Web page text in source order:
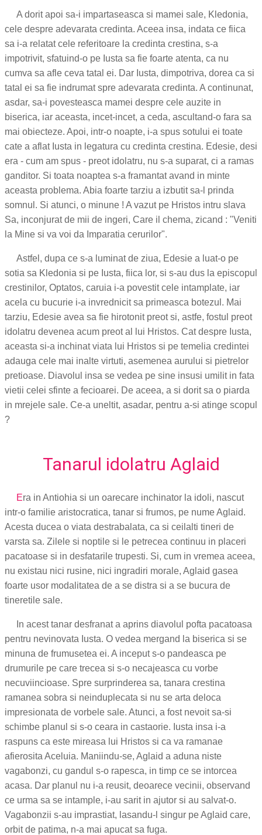
A dorit apoi sa-i impartaseasca si mamei sale, Kledonia,
cele despre adevarata credinta. Aceea insa, indata ce fiica
sa i-a relatat cele referitoare la credinta crestina, s-a
impotrivit, sfatuind-o pe Iusta sa fie foarte atenta, ca nu
cumva sa afle ceva tatal ei. Dar Iusta, dimpotriva, dorea ca si
tatal ei sa fie indrumat spre adevarata credinta. A continunat,
asdar, sa-i povesteasca mamei despre cele auzite in
biserica, iar aceasta, incet-incet, a ceda, ascultand-o fara sa
mai obiecteze. Apoi, intr-o noapte, i-a spus sotului ei toate
cate a aflat Iusta in legatura cu credinta crestina. Edesie, desi
era - cum am spus - preot idolatru, nu s-a suparat, ci a ramas
ganditor. Si toata noaptea s-a framantat avand in minte
aceasta problema. Abia foarte tarziu a izbutit sa-l prinda
somnul. Si atunci, o minune ! A vazut pe Hristos intru slava
Sa, inconjurat de mii de ingeri, Care il chema, zicand : "Veniti
la Mine si va voi da Imparatia cerurilor".
Astfel, dupa ce s-a luminat de ziua, Edesie a luat-o pe
sotia sa Kledonia si pe Iusta, fiica lor, si s-au dus la episcopul
crestinilor, Optatos, caruia i-a povestit cele intamplate, iar
acela cu bucurie i-a invrednicit sa primeasca botezul. Mai
tarziu, Edesie avea sa fie hirotonit preot si, astfe, fostul preot
idolatru devenea acum preot al lui Hristos. Cat despre Iusta,
aceasta si-a inchinat viata lui Hristos si pe temelia credintei
adauga cele mai inalte virtuti, asemenea aurului si pietrelor
pretioase. Diavolul insa se vedea pe sine insusi umilit in fata
vietii celei sfinte a fecioarei. De aceea, a si dorit sa o piarda
in mrejele sale. Ce-a uneltit, asadar, pentru a-si atinge scopul
?
Tanarul idolatru Aglaid
Era in Antiohia si un oarecare inchinator la idoli, nascut
intr-o familie aristocratica, tanar si frumos, pe nume Aglaid.
Acesta ducea o viata destrabalata, ca si ceilalti tineri de
varsta sa. Zilele si noptile si le petrecea continuu in placeri
pacatoase si in desfatarile trupesti. Si, cum in vremea aceea,
nu existau nici rusine, nici ingradiri morale, Aglaid gasea
foarte usor modalitatea de a se distra si a se bucura de
tineretile sale.
In acest tanar desfranat a aprins diavolul pofta pacatoasa
pentru nevinovata Iusta. O vedea mergand la biserica si se
minuna de frumusetea ei. A inceput s-o pandeasca pe
drumurile pe care trecea si s-o necajeasca cu vorbe
necuviincioase. Spre surprinderea sa, tanara crestina
ramanea sobra si neinduplecata si nu se arta deloca
impresionata de vorbele sale. Atunci, a fost nevoit sa-si
schimbe planul si s-o ceara in castaorie. Iusta insa i-a
raspuns ca este mireasa lui Hristos si ca va ramanae
afierosita Aceluia. Maniindu-se, Aglaid a aduna niste
vagabonzi, cu gandul s-o rapesca, in timp ce se intorcea
acasa. Dar planul nu i-a reusit, deoarece vecinii, observand
ce urma sa se intample, i-au sarit in ajutor si au salvat-o.
Vagabonzii s-au imprastiat, lasandu-l singur pe Aglaid care,
orbit de patima, n-a mai apucat sa fuga.